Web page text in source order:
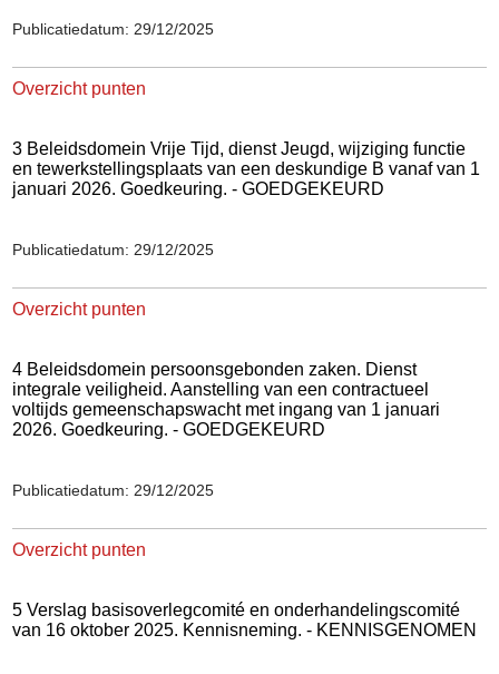
Publicatiedatum: 29/12/2025
Overzicht punten
3 Beleidsdomein Vrije Tijd, dienst Jeugd, wijziging functie
en tewerkstellingsplaats van een deskundige B vanaf van 1
januari 2026. Goedkeuring. - GOEDGEKEURD
Publicatiedatum: 29/12/2025
Overzicht punten
4 Beleidsdomein persoonsgebonden zaken. Dienst
integrale veiligheid. Aanstelling van een contractueel
voltijds gemeenschapswacht met ingang van 1 januari
2026. Goedkeuring. - GOEDGEKEURD
Publicatiedatum: 29/12/2025
Overzicht punten
5 Verslag basisoverlegcomité en onderhandelingscomité
van 16 oktober 2025. Kennisneming. - KENNISGENOMEN